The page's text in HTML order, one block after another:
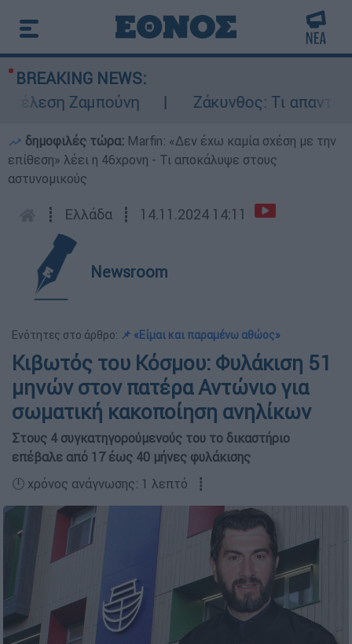
BREAKING NEWS:
Ζαμπούνη
Ζάκυνθος: Τι απαντά η
δημοφιλές τώρα: Marfin: «Δεν έχω καμία σχέση με την
επίθεση» λέει η 46χρονη - Τι αποκάλυψε στους
αστυνομικούς
┋ Ελλάδα ┋ 14.11.2024 14:11
Newsroom
Ενότητες στο άρθρο: 📌 «Είμαι και παραμένω αθώος»
Κιβωτός του Κόσμου: Φυλάκιση 51
μηνών στον πατέρα Αντώνιο για
σωματική κακοποίηση ανηλίκων
Στους 4 συγκατηγορούμενούς του το δικαστήριο
επέβαλε από 17 έως 40 μήνες φυλάκισης
🕛 χρόνος ανάγνωσης: 1 λεπτό ┋